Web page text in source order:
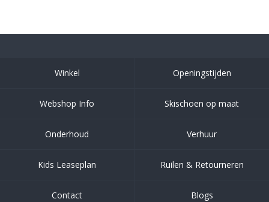
Winkel Openingstijden
Webshop Info Skischoen op maat
Onderhoud Verhuur
Kids Leaseplan Ruilen & Retourneren
Contact Blogs